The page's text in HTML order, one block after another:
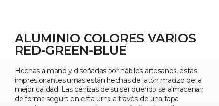
ALUMINIO COLORES VARIOS
RED-GREEN-BLUE
Hechas a mano y diseñadas por hábiles artesanos, estas
impresionantes urnas están hechas de latón macizo de la
mejor calidad. Las cenizas de su ser querido se almacenan
de forma segura en esta urna a través de una tapa